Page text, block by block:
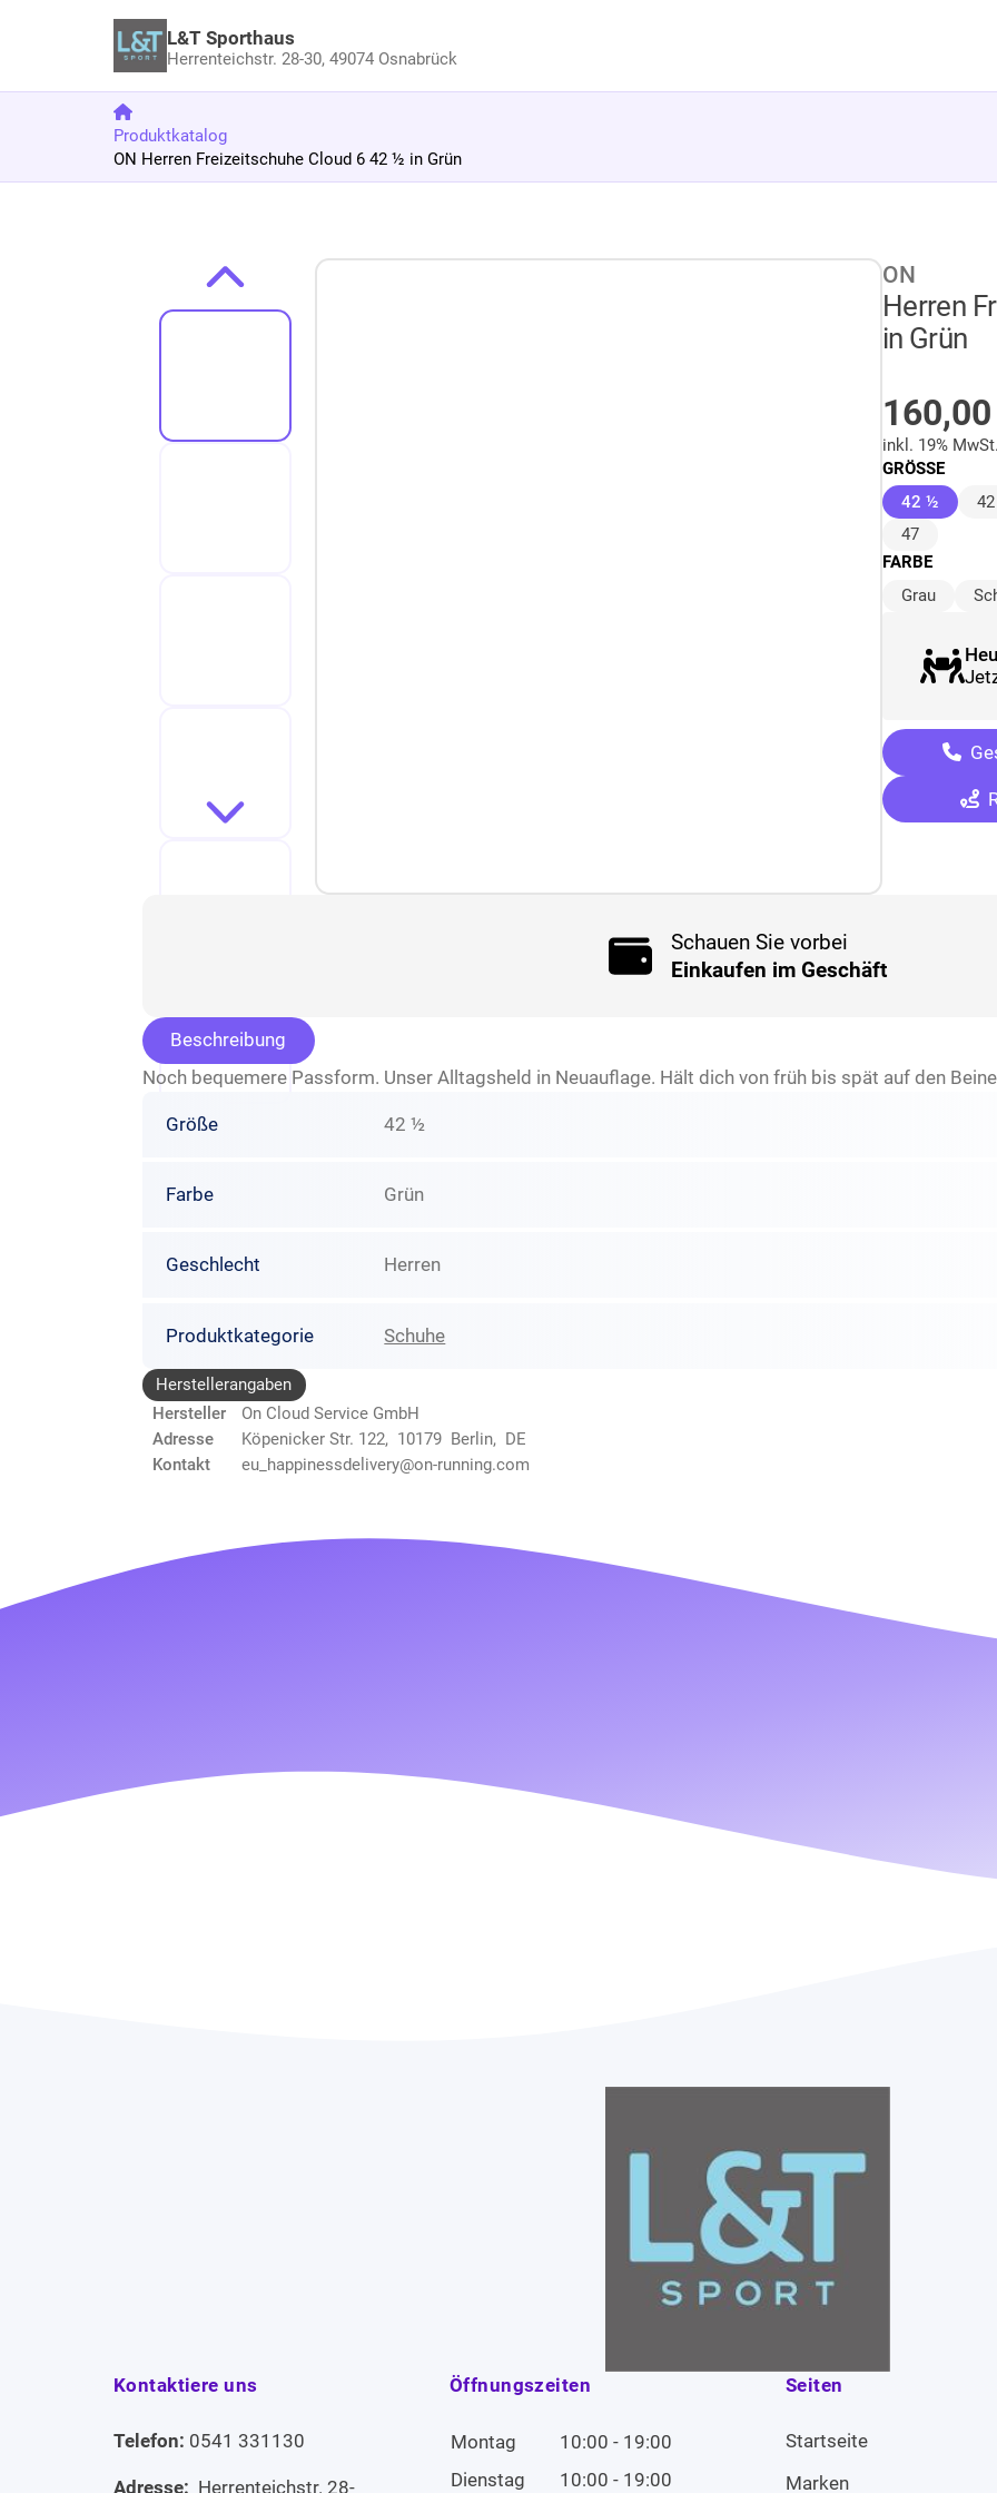
L&T Sporthaus
Herrenteichstr. 28-30,49074 Osnabrück
Produktkatalog
ON Herren Freizeitschuhe Cloud 6 42 ½ in Grün
Zur Produktbeschreibung springen ON
Herren
in Grün
inkl. 19%
GRÖSSE
42 ½
42
47
FARBE
Grau
Schauen Sie vorbei
Einkaufen im Geschäft
Beschreibung
Noch bequemere Passform. Unser Alltagsheld in Neuauflage. Hält dich von früh bis spät auf den
Größe 42 ½
Farbe Grün
Geschlecht Herren
Produktkategorie Schuhe
Herstellerangaben
Hersteller
On Cloud Service GmbH
Adresse
Köpenicker Str. 122, 10179 Berlin, DE
Kontakt
eu_happinessdelivery@on-running.com
Kontaktiere uns
Telefon: 0541 331130
Adresse: Herrenteichstr. 28-
Öffnungszeiten
Montag
10:00 - 19:00
Dienstag
10:00 - 19:00
Seiten
Startseite
Marken